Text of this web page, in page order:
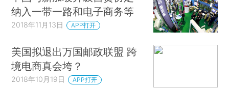
纳入一带一路和电子商务等
2018年11月13日 APP打开
美国拟退出万国邮政联盟 跨
境电商真会垮？
2018年10月19日 APP打开